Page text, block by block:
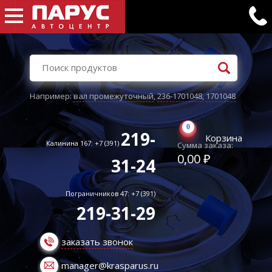
Например:вал промежуточный,236-1701048,1701048
Калинина 167: +7 (391) 219-
31-24
Пограничников 47: +7 (391)
219-31-29
заказать звонок
manager@krasparus.ru
0
Корзина
Сумма заказа:
0,00 ₽